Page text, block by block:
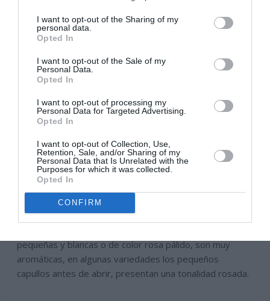
I want to opt-out of the Sharing of my
personal data.
Opted In
I want to opt-out of the Sale of my
Personal Data.
Opted In
I want to opt-out of processing my
Personal Data for Targeted Advertising.
Opted In
I want to opt-out of Collection, Use,
Retention, Sale, and/or Sharing of my
Personal Data that Is Unrelated with the
Purposes for which it was collected.
Opted In
CONFIRM
En primavera brotes nuevos rojizos crecen desde las
axilas de las hojas. Florece de finales de invierno a
pequeñas y blancas o de color rosa pálido, son muy
aromáticas, en algunas variedades los pequeños
capullos antes de abrir, presentan una tonalidad rosada.